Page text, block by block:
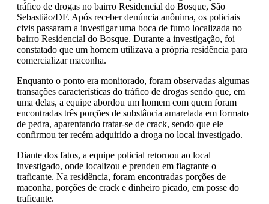
tráfico de drogas no bairro Residencial do Bosque, São
Sebastião/DF. Após receber denúncia anônima, os policiais
civis passaram a investigar uma boca de fumo localizada no
bairro Residencial do Bosque. Durante a investigação, foi
constatado que um homem utilizava a própria residência para
comercializar maconha.
Enquanto o ponto era monitorado, foram observadas algumas
transações características do tráfico de drogas sendo que, em
uma delas, a equipe abordou um homem com quem foram
encontradas três porções de substância amarelada em formato
de pedra, aparentando tratar-se de crack, sendo que ele
confirmou ter recém adquirido a droga no local investigado.
Diante dos fatos, a equipe policial retornou ao local
investigado, onde localizou e prendeu em flagrante o
traficante. Na residência, foram encontradas porções de
maconha, porções de crack e dinheiro picado, em posse do
traficante.